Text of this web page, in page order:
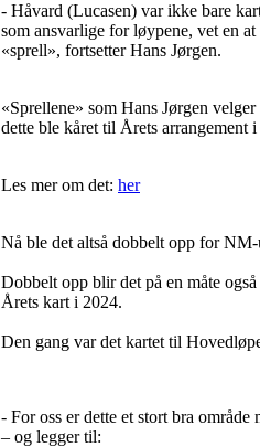
- Håvard (Lucasen) var ikke bare
som ansvarlige for løypene, vet en
«sprell», fortsetter Hans Jørgen.
«Sprellene» som Hans Jørgen
dette ble kåret til Årets arrangement
Les mer om det: her
Nå ble det altså dobbelt opp for
Dobbelt opp blir det på en måte
Årets kart i 2024.
Den gang var det kartet til
- For oss er dette et stort bra
– og legger til: